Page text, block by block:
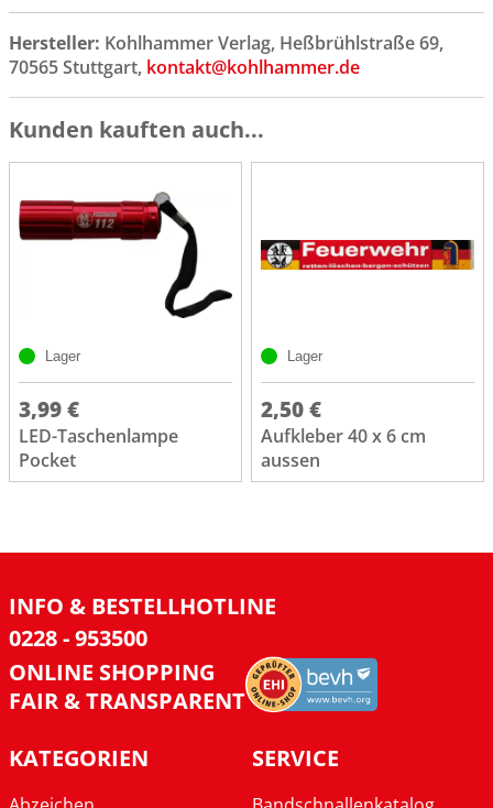
Hersteller: Kohlhammer Verlag, Heßbrühlstraße 69,
70565 Stuttgart, kontakt@kohlhammer.de
Kunden kauften auch...
Lager
3,99 €
LED-Taschenlampe
Pocket
Lager
2,50 €
Aufkleber 40 x 6 cm
aussen
INFO & BESTELLHOTLINE
0228 - 953500
ONLINE SHOPPING
FAIR & TRANSPARENT
KATEGORIEN
SERVICE